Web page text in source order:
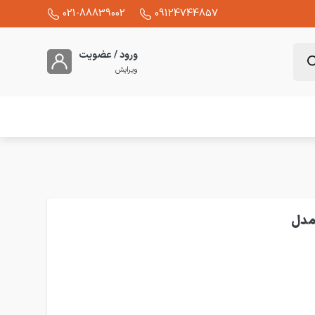
09124744857
021-88839002
ورود / عضویت
ویرایش
30 میلیمتر مدل